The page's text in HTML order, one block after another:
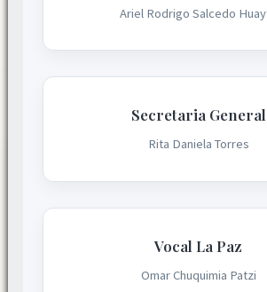
Ariel Rodrigo Salcedo
Secretaria General
Rita Daniela Torres
Vocal La Paz
Omar Chuquimia Patzi